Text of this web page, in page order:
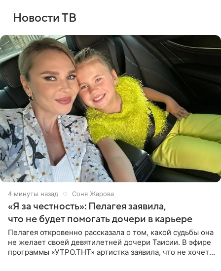
Новости ТВ
4 минуты назад Соня Жарова
«Я за честность»: Пелагея заявила,
что не будет помогать дочери в карьере
Пелагея откровенно рассказала о том, какой судьбы она
не желает своей девятилетней дочери Таисии. В эфире
программы «УТРО.ТНТ» артистка заявила, что не хочет